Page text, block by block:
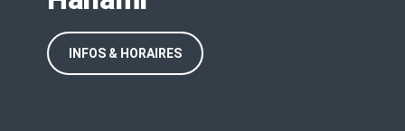
INFOS & HORAIRES